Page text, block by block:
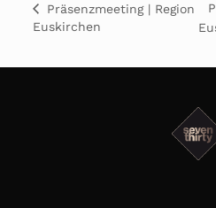
Präsenzmeeting | Region
Euskirchen